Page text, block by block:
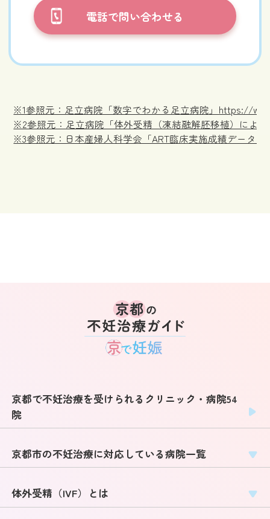
電話で問い合わせる
※1参照元：足立病院「数字でわかる足立病院」https://
※2参照元：足立病院「体外受精（凍結融解胚移植）によ
※3参照元：日本産婦人科学会「ART臨床実施成績データ
京都で不妊治療を受けられるクリニック・病院54
院
京都市の不妊治療に対応している病院一覧
体外受精（IVF）とは